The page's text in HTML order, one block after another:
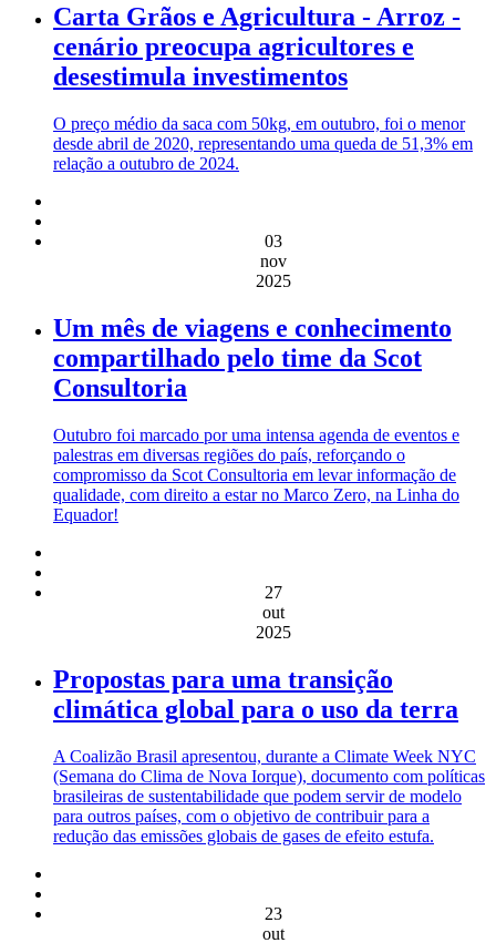
Carta Grãos e Agricultura - Arroz -
cenário preocupa agricultores e
desestimula investimentos
O preço médio da saca com 50kg, em outubro, foi o menor
desde abril de 2020, representando uma queda de 51,3% em
relação a outubro de 2024.
03
nov
2025
Um mês de viagens e conhecimento
compartilhado pelo time da Scot
Consultoria
Outubro foi marcado por uma intensa agenda de eventos e
palestras em diversas regiões do país, reforçando o
compromisso da Scot Consultoria em levar informação de
qualidade, com direito a estar no Marco Zero, na Linha do
Equador!
27
out
2025
Propostas para uma transição
climática global para o uso da terra
A Coalizão Brasil apresentou, durante a Climate Week NYC
(Semana do Clima de Nova Iorque), documento com políticas
brasileiras de sustentabilidade que podem servir de modelo
para outros países, com o objetivo de contribuir para a
redução das emissões globais de gases de efeito estufa.
23
out